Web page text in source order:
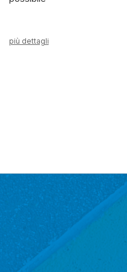
più dettagli